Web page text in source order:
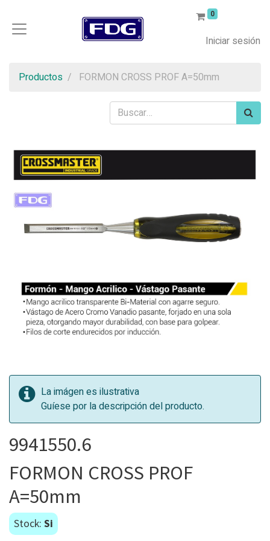
0
Iniciar sesión
Productos FORMON CROSS PROF A=50mm
La imágen es ilustrativa
Guíese por la descripción del producto.
9941550.6
FORMON CROSS PROF
A=50mm
Stock: Si